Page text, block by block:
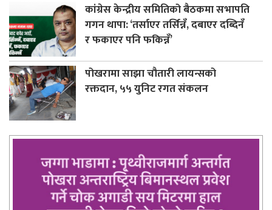
कांग्रेस केन्द्रीय समितिको बैठकमा सभापति
गगन थापा: ‘तर्साएर तर्सिन्नँ, दबाएर दब्दिनँ
र फकाएर पनि फकिन्नँ’
पोखरामा साझा चौतारी लायन्सको
रक्तदान, ५५ युनिट रगत संकलन